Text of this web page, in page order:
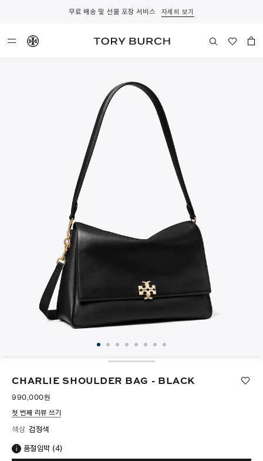
무료 배송 및 선물 포장 서비스 자세히 보기
CHARLIE SHOULDER BAG - BLACK
990,000원
첫 번째 리뷰 쓰기
색상 검정색
품절임박 (4)